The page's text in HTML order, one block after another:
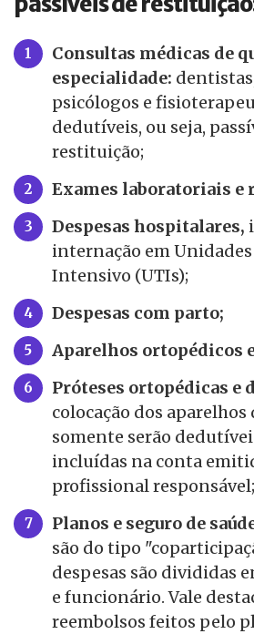
Consultas médicas de
especialidade:
psicólogos e
dedutíveis, ou seja,
restituição;
Exames laboratoriais e
Despesas hospitalares,
internação em
Intensivo (UTIs);
Despesas com parto;
Aparelhos ortopédicos
Próteses ortopédicas e
colocação dos
somente serão
incluídas na conta
profissional responsável;
Planos e seguro de
são do tipo
despesas são divididas
e funcionário. Vale
reembolsos feitos pelo